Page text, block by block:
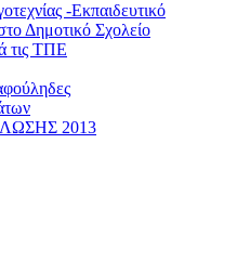
-Εκπαιδευτικό
Δημοτικό Σχολείο
τις ΤΠΕ
2013